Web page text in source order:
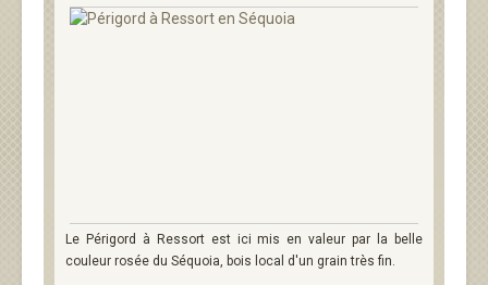
Le Périgord à Ressort est ici mis en valeur par la belle
couleur rosée du Séquoia, bois local d'un grain très fin.